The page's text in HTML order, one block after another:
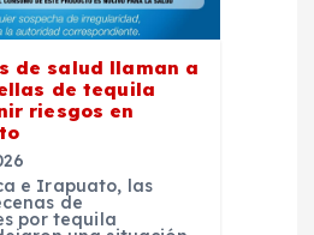
de salud llaman a
de tequila
riesgos en
e Irapuato, las
de
por tequila